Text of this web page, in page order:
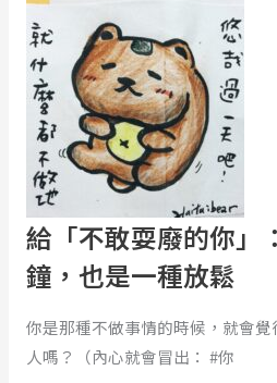
候，
不
要
連
你
自
己
也
背
叛
自
己
給「不敢耍廢的你」
鐘，也是一種放鬆
你是那種不做事情的時候，就會
人嗎？（內心就會冒出： #你
「不
敢
耍
廢
的
你」：
每
天
浪
費
分
鐘，